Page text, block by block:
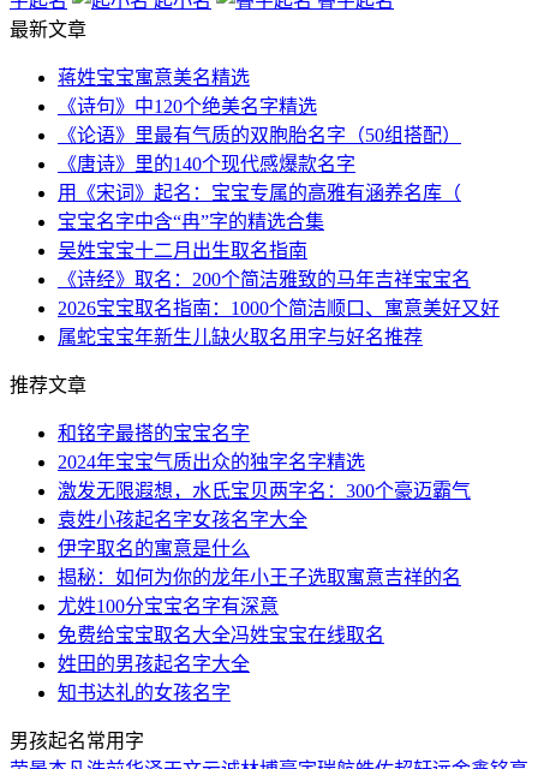
最新文章
蒋姓宝宝寓意美名精选
《诗句》中120个绝美名字精选
《论语》里最有气质的双胞胎名字（50组搭配）
《唐诗》里的140个现代感爆款名字
用《宋词》起名：宝宝专属的高雅有涵养名库（
宝宝名字中含“冉”字的精选合集
吴姓宝宝十二月出生取名指南
《诗经》取名：200个简洁雅致的马年吉祥宝宝名
2026宝宝取名指南：1000个简洁顺口、寓意美好又好
属蛇宝宝年新生儿缺火取名用字与好名推荐
推荐文章
和铭字最搭的宝宝名字
2024年宝宝气质出众的独字名字精选
激发无限遐想，水氏宝贝两字名：300个豪迈霸气
袁姓小孩起名字女孩名字大全
伊字取名的寓意是什么
揭秘：如何为你的龙年小王子选取寓意吉祥的名
尤姓100分宝宝名字有深意
免费给宝宝取名大全冯姓宝宝在线取名
姓田的男孩起名字大全
知书达礼的女孩名字
男孩起名常用字